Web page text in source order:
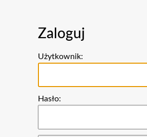
Zaloguj
Użytkownik:
Hasło: